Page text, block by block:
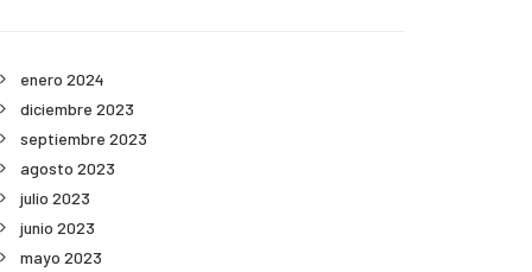
enero 2024
diciembre 2023
septiembre 2023
agosto 2023
julio 2023
junio 2023
mayo 2023